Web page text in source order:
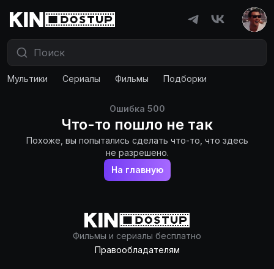
Мультики Сериалы Фильмы Подборки
Ошибка 500
Что-то пошло не так
Похоже, вы попытались сделать что-то, что здесь
не разрешено.
На главную
Фильмы и сериалы бесплатно
Правообладателям